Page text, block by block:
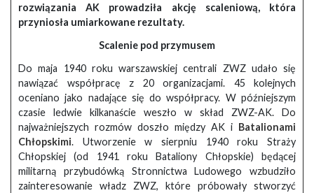
rozwiązania AK prowadziła akcję scaleniową, która
przyniosła umiarkowane rezultaty.
Scalenie pod przymusem
Do maja 1940 roku warszawskiej centrali ZWZ udało się
nawiązać współpracę z 20 organizacjami. 45 kolejnych
oceniano jako nadające się do współpracy. W późniejszym
czasie ledwie kilkanaście weszło w skład ZWZ-AK. Do
najważniejszych rozmów doszło między AK i Batalionami
Chłopskimi. Utworzenie w sierpniu 1940 roku Straży
Chłopskiej (od 1941 roku Bataliony Chłopskie) będącej
militarną przybudówką Stronnictwa Ludowego wzbudziło
zainteresowanie władz ZWZ, które próbowały stworzyć